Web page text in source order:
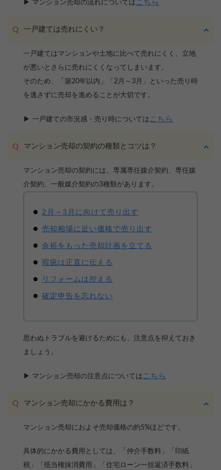
▶ マンション売却の流れについては こちら
一戸建ては売れにくい？
一戸建てはマンションや土地に比べて売れにくく、立地
が悪いとさらに売れにくくなってしまいます。
そのため、「築20年以内」「2月～3月」といった売り時
を逃さずに売却を進めることが大切です。
▶ 一戸建ての市況感・売り時については こちら
マンション売却の契約の種類とコツは？
マンション売却の契約には、専属専任媒介契約、専任媒
介契約、一般媒介契約の3種類があります。
2月～3月に向けて売り出す
売却相場に近い価格で売り出す
余裕をもった売却計画を立てる
瑕疵は正直に伝える
リフォームは控える
確定申告を忘れない
思わぬトラブルを避けるためにも、注意点を抑えておき
ましょう。
▶ マンション売却の注意点については こちら
マンション売却にかかる費用は？
マンション売却におよそ売却価格の約5%ほどです。
具体的にかかる費用としては、「仲介手数料」「印紙
税」「抵当権抹消費用」「住宅ローン一括返済手数料」